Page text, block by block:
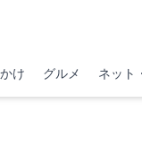
け グルメ ネット